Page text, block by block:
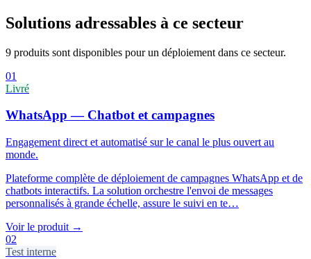
Solutions adressables à ce secteur
9 produits sont disponibles pour un déploiement dans ce secteur.
01
Livré
WhatsApp — Chatbot et campagnes
Engagement direct et automatisé sur le canal le plus ouvert au
monde.
Plateforme complète de déploiement de campagnes WhatsApp et de
chatbots interactifs. La solution orchestre l'envoi de messages
personnalisés à grande échelle, assure le suivi en te…
Voir le produit →
02
Test interne